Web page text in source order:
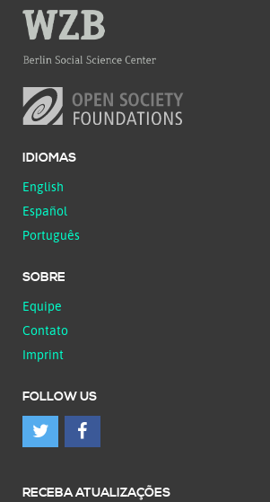
IDIOMAS
English
Español
Português
SOBRE
Equipe
Contato
Imprint
FOLLOW US
RECEBA ATUALIZAÇÕES